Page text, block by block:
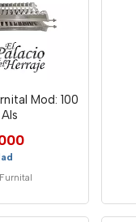
Mod: 100
Furnital